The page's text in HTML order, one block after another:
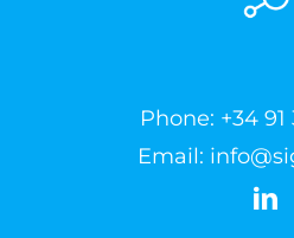
Phone: +34
Email: